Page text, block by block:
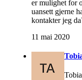
er mulighet for
uansett gjerne
kontakter jeg
11 mai 2020